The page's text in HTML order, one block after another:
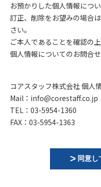
お預かりした個人情報につ
訂正、削除をお望みの場合
さい。
ご本人であることを確認の
個人情報についてのお問合
コアスタッフ株式会社 個人
Mail：info@corestaff.co.jp
TEL：03-5954-1360
FAX：03-5954-1363
同意し